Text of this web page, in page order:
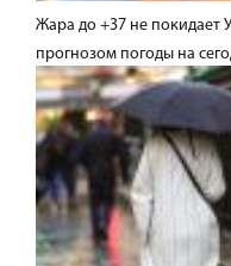
Жара до +37 не покидает
прогнозом погоды на